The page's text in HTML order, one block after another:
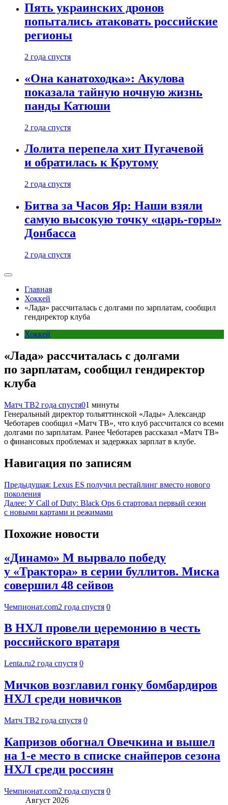
Пять украинских дронов
попытались атаковать российские
регионы
2 года спустя
«Она канатоходка»: Акулова
показала тайную ночную жизнь
панды Катюши
2 года спустя
Лолита перепела хит Пугачевой
и обратилась к Крутому
2 года спустя
Битва за Часов Яр: Наши взяли
самую высокую точку «царь-горы»
Донбасса
2 года спустя
Главная
Хоккей
«Лада» рассчиталась с долгами по зарплатам, сообщил
гендиректор клуба
Хоккей
«Лада» рассчиталась с долгами
по зарплатам, сообщил гендиректор
клуба
Матч ТВ2 года спустя01 минуты
Генеральный директор тольяттинской «Лады» Александр
Чеботарев сообщил «Матч ТВ», что клуб рассчитался со всеми
долгами по зарплатам. Ранее Чеботарев рассказал «Матч ТВ»
о финансовых проблемах и задержках зарплат в клубе.
Навигация по записям
Предыдущая: Lexus ES получил рестайлинг вместо нового
поколения
Далее: У Call of Duty: Black Ops 6 стартовал первый сезон
с новыми картами и режимами
Похожие новости
«Динамо» М вырвало победу
у «Трактора» в серии буллитов. Миска
совершил 48 сейвов
Чемпионат.com2 года спустя 0
В НХЛ провели церемонию в честь
российского вратаря
Lenta.ru2 года спустя 0
Мичков возглавил гонку бомбардиров
НХЛ среди новичков
Матч ТВ2 года спустя 0
Капризов обогнал Овечкина и вышел
на 1-е место в списке снайперов сезона
НХЛ среди россиян
Чемпионат.com2 года спустя 0
Август 2026